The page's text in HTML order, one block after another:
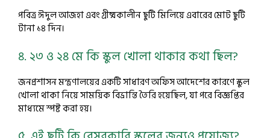
পবিত্র ঈদুল আজহা এবং গ্রীষ্মকালীন ছুটি মিলিয়ে এবারের মোট ছুটি
টানা ১৪ দিন।
৪. ২৩ ও ২৪ মে কি স্কুল খোলা থাকার কথা ছিল?
জনপ্রশাসন মন্ত্রণালয়ের একটি সাধারণ অফিস আদেশের কারণে স্কুল
খোলা থাকা নিয়ে সাময়িক বিভ্রান্তি তৈরি হয়েছিল, যা পরে বিজ্ঞপ্তির
মাধ্যমে স্পষ্ট করা হয়।